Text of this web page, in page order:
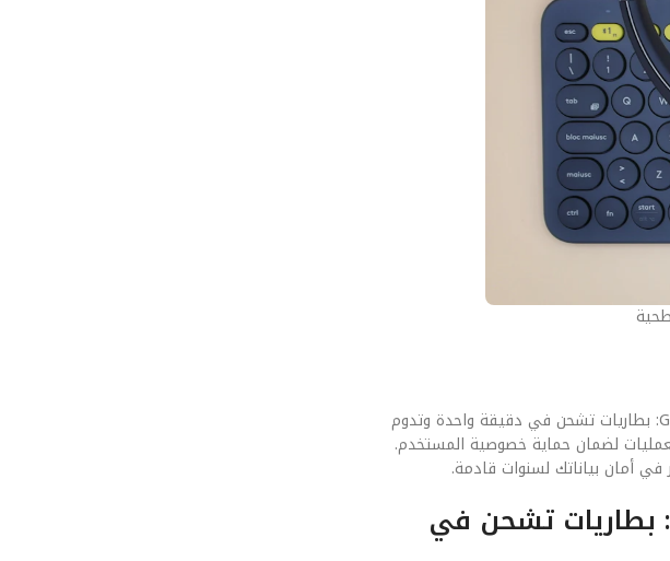
في عصر الاختراقات الرقمية، لم يعد الأمان ميزة إضافية، بل هو جزء أصيل من بنية مستقبل الـ Graphene Supercapacitors: بطاريات تشحن في دقيقة واحدة وتدوم
لضمان حماية خصوصية المستخدم.
الفصل الخامس: مستقبل مستقبل الـ Graphene Supercapacitors: بطاريات تشحن في